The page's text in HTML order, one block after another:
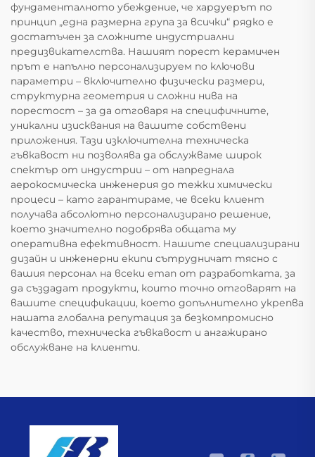
фундаменталното убеждение, че хардуерът по
принцип „една размерна група за всички“ рядко е
достатъчен за сложните индустриални
предизвикателства. Нашият порест керамичен
прът е напълно персонализируем по ключови
параметри – включително физически размери,
структурна геометрия и сложни нива на
порестост – за да отговаря на специфичните,
уникални изисквания на вашите собствени
приложения. Тази изключителна техническа
гъвкавост ни позволява да обслужваме широк
спектър от индустрии – от напреднала
аерокосмическа инженерия до тежки химически
процеси – като гарантираме, че всеки клиент
получава абсолютно персонализирано решение,
което значително подобрява общата му
оперативна ефективност. Нашите специализирани
дизайн и инженерни екипи сътрудничат тясно с
вашия персонал на всеки етап от разработката, за
да създадат продукти, които точно отговарят на
вашите спецификации, което допълнително укрепва
нашата глобална репутация за безкомпромисно
качество, техническа гъвкавост и ангажирано
обслужване на клиенти.